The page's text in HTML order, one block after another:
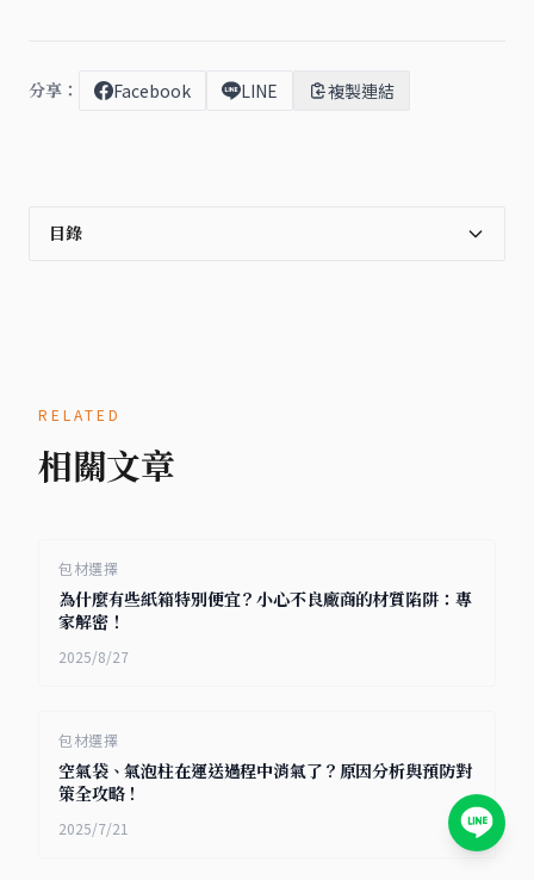
分享： Facebook LINE 複製連結
目錄
RELATED
相關文章
包材選擇
為什麼有些紙箱特別便宜？小心不良廠商的材質陷阱：專
家解密！
2025/8/27
包材選擇
空氣袋、氣泡柱在運送過程中消氣了？原因分析與預防對
策全攻略！
2025/7/21